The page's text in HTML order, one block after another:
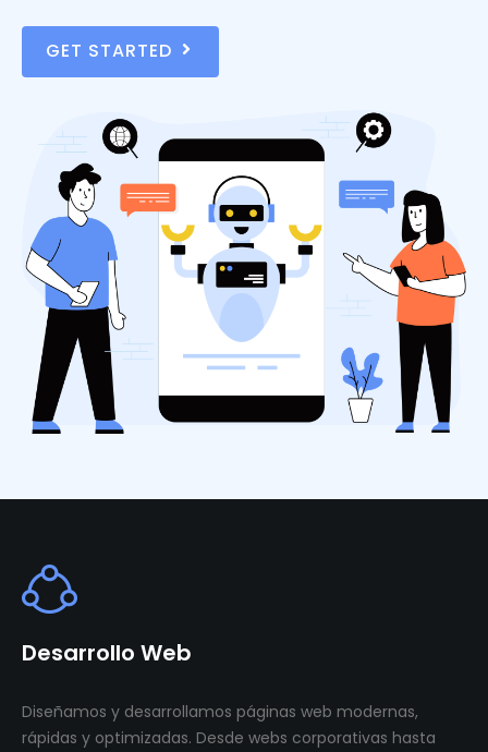
GET STARTED
Desarrollo Web
Diseñamos y desarrollamos páginas web modernas,
rápidas y optimizadas. Desde webs corporativas hasta